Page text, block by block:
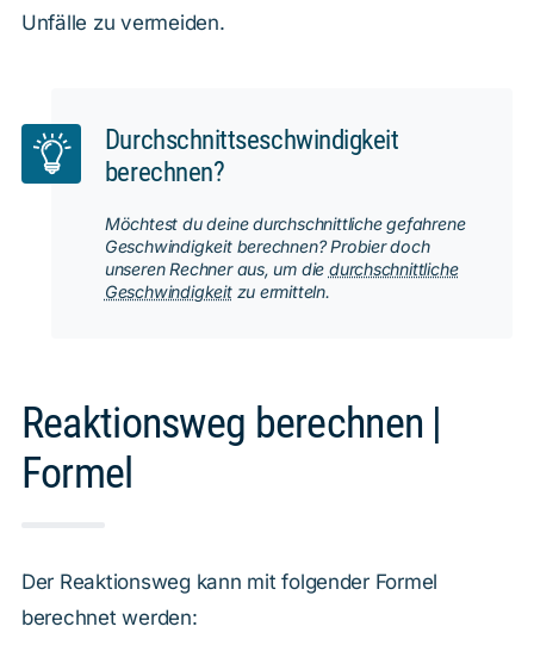
Unfälle zu vermeiden.
Durchschnittseschwindigkeit
berechnen?
Möchtest du deine durchschnittliche gefahrene
Geschwindigkeit berechnen? Probier doch
unseren Rechner aus, um die durchschnittliche
Geschwindigkeitzu ermitteln.
Reaktionsweg berechnen |
Formel
Der Reaktionsweg kann mit folgender Formel
berechnet werden: